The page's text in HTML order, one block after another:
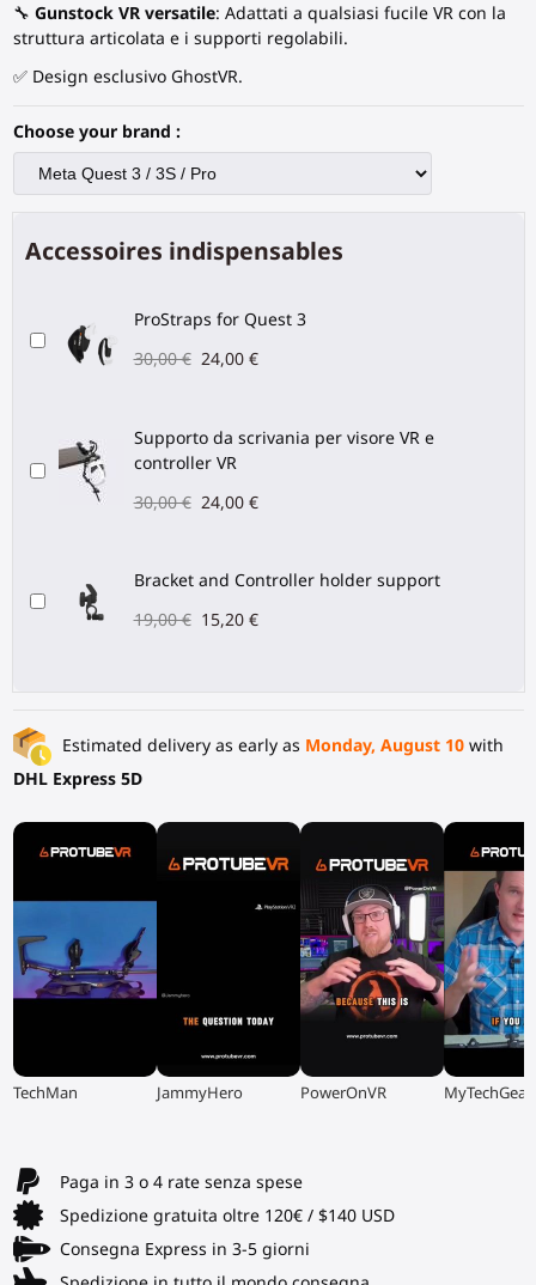
🔧 Gunstock VR versatile: Adattati a qualsiasi fucile VR con la
struttura articolata e i supporti regolabili.
✅ Design esclusivo GhostVR.
Choose your brand :
Accessoires indispensables
ProStraps for Quest 3
30,00 € 24,00 €
Supporto da scrivania per visore VR e
controller VR
30,00 € 24,00 €
Bracket and Controller holder support
19,00 € 15,20 €
Estimated delivery as early as Monday, August 10with
DHL Express 5D
▶
TechMan ▶
JammyHero ▶
PowerOnVR ▶
MyTechGear
Paga in 3 o 4 rate senza spese
Spedizione gratuita oltre 120€ / $140 USD
Consegna Express in 3-5 giorni